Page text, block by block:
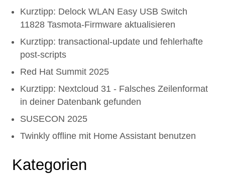
Kurztipp: Delock WLAN Easy USB Switch
11828 Tasmota-Firmware aktualisieren
Kurztipp: transactional-update und fehlerhafte
post-scripts
Red Hat Summit 2025
Kurztipp: Nextcloud 31 - Falsches Zeilenformat
in deiner Datenbank gefunden
SUSECON 2025
Twinkly offline mit Home Assistant benutzen
Kategorien